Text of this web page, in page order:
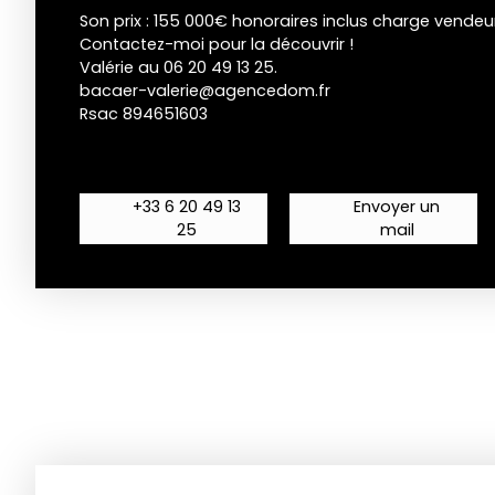
Son prix : 155 000€ honoraires inclus charge
Contactez-moi pour la découvrir !
Valérie au 06 20 49 13 25.
bacaer-valerie@agencedom.fr
Rsac 894651603
+33 6 20 49 13
25
Envoyer un
mail